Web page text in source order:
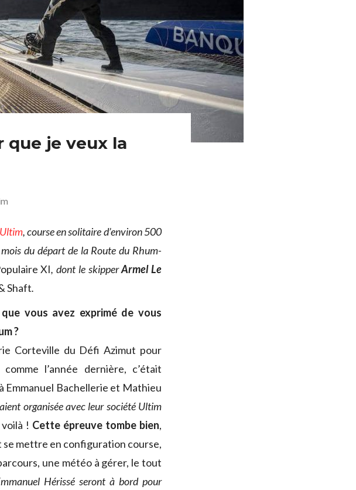
que je veux la
, course en solitaire d’environ 500
du départ de la Route du Rhum-
XI, dont le skipperArmel Le
Shaft.
vous avez exprimé de vous
?
Corteville du Défi Azimut pour
l’année dernière, c’était
Emmanuel Bachellerie et Mathieu
organisée avec leur société Ultim
! Cette épreuve tombe bien,
se mettre en configuration course,
une météo à gérer, le tout
Hérissé seront à bord pour